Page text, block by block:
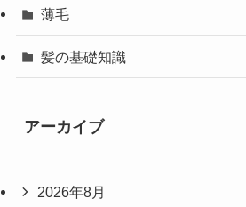
薄毛
髪の基礎知識
アーカイブ
2026年8月